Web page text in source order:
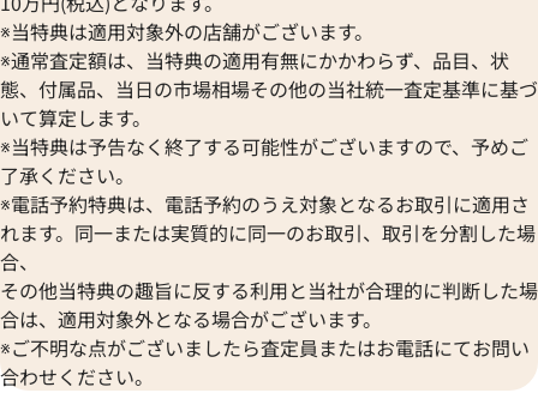
※当特典は適用対象外の店舗がございます。
※通常査定額は、当特典の適用有無にかかわらず、品目、状
態、付属品、当日の市場相場その他の当社統一査定基準に基づ
いて算定します。
※当特典は予告なく終了する可能性がございますので、予めご
了承ください。
※電話予約特典は、電話予約のうえ対象となるお取引に適用さ
れます。同一または実質的に同一のお取引、取引を分割した場
合、
その他当特典の趣旨に反する利用と当社が合理的に判断した場
合は、適用対象外となる場合がございます。
※ご不明な点がございましたら査定員またはお電話にてお問い
合わせください。